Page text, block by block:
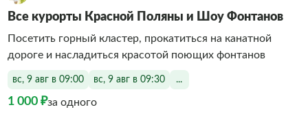
Все курорты Красной Поляны и Шоу Фонтанов
Посетить горный кластер, прокатиться на канатной
дороге и насладиться красотой поющих фонтанов
вс, 9 авг в 09:00 вс, 9 авг в 09:30 ...
1 000 ₽за одного